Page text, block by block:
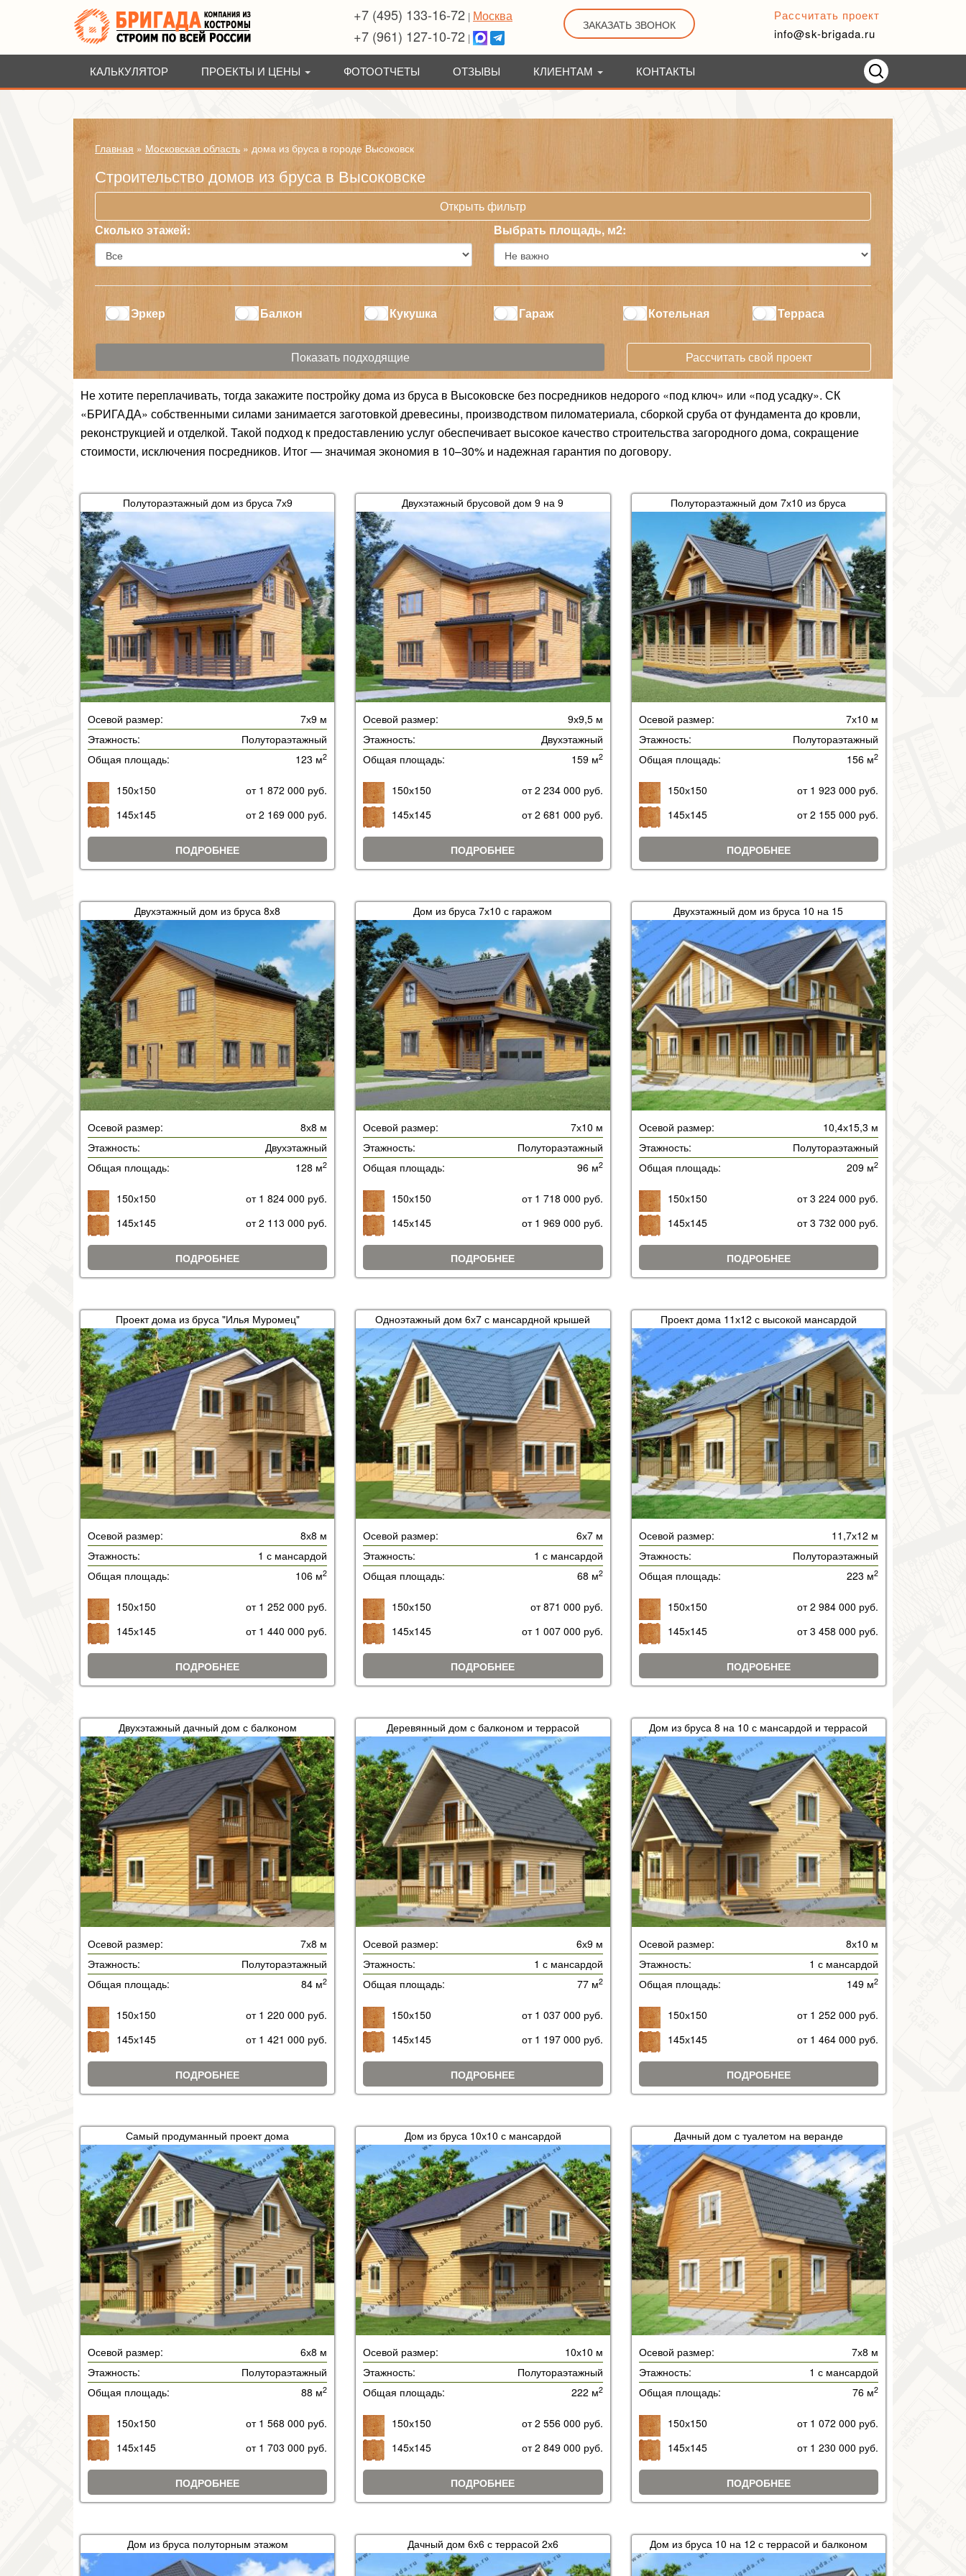
+7 (495) 133-16-72 | Москва
+7 (961) 127-10-72 |
ЗАКАЗАТЬ ЗВОНОК
Рассчитать проект
info@sk-brigada.ru
КАЛЬКУЛЯТОР ПРОЕКТЫ И ЦЕНЫ ФОТООТЧЕТЫ ОТЗЫВЫ КЛИЕНТАМ КОНТАКТЫ
Главная » Московская область » дома из бруса в городе Высоковск
Строительство домов из бруса в Высоковске
Открыть фильтр
Сколько этажей:
Выбрать площадь, м2:
Эркер Балкон Кукушка Гараж Котельная Терраса
Рассчитать свой проект
Не хотите переплачивать, тогда закажите постройку дома из бруса в Высоковске без посредников недорого «под ключ» или «под усадку». СК
«БРИГАДА» собственными силами занимается заготовкой древесины, производством пиломатериала, сборкой сруба от фундамента до кровли,
реконструкцией и отделкой. Такой подход к предоставлению услуг обеспечивает высокое качество строительства загородного дома, сокращение
стоимости, исключения посредников. Итог — значимая экономия в 10–30% и надежная гарантия по договору.
Полутораэтажный дом из бруса 7х9
Осевой размер:
7х9 м
Этажность:
Полутораэтажный
Общая площадь:
123 м2
150х150
от 1 872 000 руб.
145х145
от 2 169 000 руб.
ПОДРОБНЕЕ
Двухэтажный брусовой дом 9 на 9
Осевой размер:
9х9,5 м
Этажность:
Двухэтажный
Общая площадь:
159 м2
150х150
от 2 234 000 руб.
145х145
от 2 681 000 руб.
ПОДРОБНЕЕ
Полутораэтажный дом 7х10 из бруса
Осевой размер:
7х10 м
Этажность:
Полутораэтажный
Общая площадь:
156 м2
150х150
от 1 923 000 руб.
145х145
от 2 155 000 руб.
ПОДРОБНЕЕ
Двухэтажный дом из бруса 8х8
Осевой размер:
8х8 м
Этажность:
Двухэтажный
Общая площадь:
128 м2
150х150
от 1 824 000 руб.
145х145
от 2 113 000 руб.
ПОДРОБНЕЕ
Дом из бруса 7х10 с гаражом
Осевой размер:
7х10 м
Этажность:
Полутораэтажный
Общая площадь:
96 м2
150х150
от 1 718 000 руб.
145х145
от 1 969 000 руб.
ПОДРОБНЕЕ
Двухэтажный дом из бруса 10 на 15
Осевой размер:
10,4х15,3 м
Этажность:
Полутораэтажный
Общая площадь:
209 м2
150х150
от 3 224 000 руб.
145х145
от 3 732 000 руб.
ПОДРОБНЕЕ
Проект дома из бруса "Илья Муромец"
Осевой размер:
8х8 м
Этажность:
1 с мансардой
Общая площадь:
106 м2
150х150
от 1 252 000 руб.
145х145
от 1 440 000 руб.
ПОДРОБНЕЕ
Одноэтажный дом 6х7 с мансардной крышей
Осевой размер:
6х7 м
Этажность:
1 с мансардой
Общая площадь:
68 м2
150х150
от 871 000 руб.
145х145
от 1 007 000 руб.
ПОДРОБНЕЕ
Проект дома 11х12 с высокой мансардой
Осевой размер:
11,7х12 м
Этажность:
Полутораэтажный
Общая площадь:
223 м2
150х150
от 2 984 000 руб.
145х145
от 3 458 000 руб.
ПОДРОБНЕЕ
Двухэтажный дачный дом с балконом
Осевой размер:
7х8 м
Этажность:
Полутораэтажный
Общая площадь:
84 м2
150х150
от 1 220 000 руб.
145х145
от 1 421 000 руб.
ПОДРОБНЕЕ
Деревянный дом с балконом и террасой
Осевой размер:
6х9 м
Этажность:
1 с мансардой
Общая площадь:
77 м2
150х150
от 1 037 000 руб.
145х145
от 1 197 000 руб.
ПОДРОБНЕЕ
Дом из бруса 8 на 10 с мансардой и террасой
Осевой размер:
8х10 м
Этажность:
1 с мансардой
Общая площадь:
149 м2
150х150
от 1 252 000 руб.
145х145
от 1 464 000 руб.
ПОДРОБНЕЕ
Самый продуманный проект дома
Осевой размер:
6х8 м
Этажность:
Полутораэтажный
Общая площадь:
88 м2
150х150
от 1 568 000 руб.
145х145
от 1 703 000 руб.
ПОДРОБНЕЕ
Дом из бруса 10х10 с мансардой
Осевой размер:
10х10 м
Этажность:
Полутораэтажный
Общая площадь:
222 м2
150х150
от 2 556 000 руб.
145х145
от 2 849 000 руб.
ПОДРОБНЕЕ
Дачный дом с туалетом на веранде
Осевой размер:
7х8 м
Этажность:
1 с мансардой
Общая площадь:
76 м2
150х150
от 1 072 000 руб.
145х145
от 1 230 000 руб.
ПОДРОБНЕЕ
Дом из бруса полуторным этажом Дачный дом 6х6 с террасой 2х6 Дом из бруса 10 на 12 с террасой и балконом